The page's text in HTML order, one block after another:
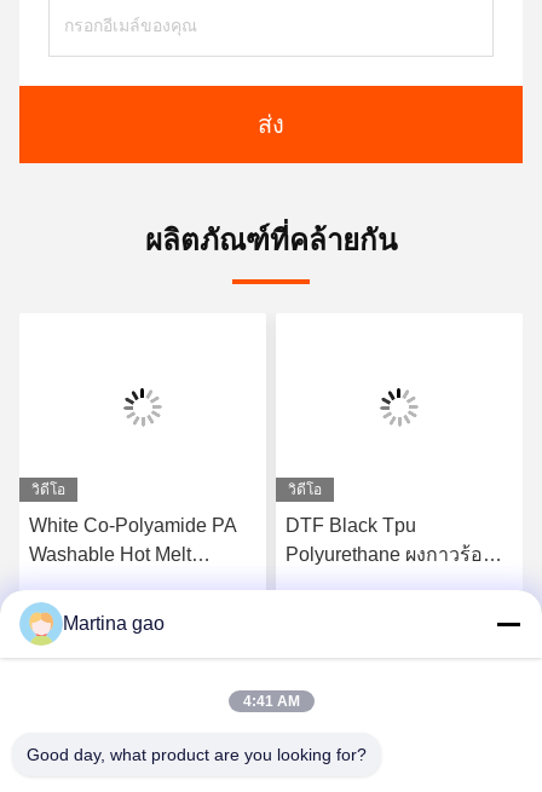
ส่ง
ผลิตภัณฑ์ที่คล้ายกัน
วิดีโอ
White Co-Polyamide PA
Washable Hot Melt
ถ่ายเทความร้อน
รับราคาที่ดีที่สุด
วิดีโอ
DTF Black Tpu
Polyurethane ผงกาวร้อน
Martina gao
4:41 AM
Good day, what product are you looking for?